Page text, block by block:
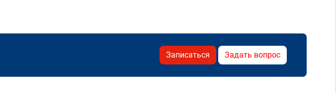
Записаться Задать вопрос